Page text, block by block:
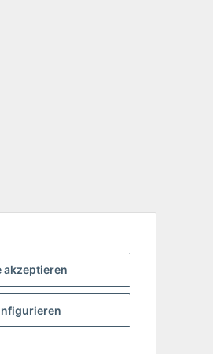
akzeptieren